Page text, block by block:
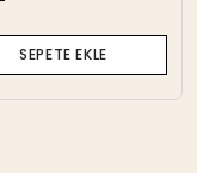
SEPETE EKLE